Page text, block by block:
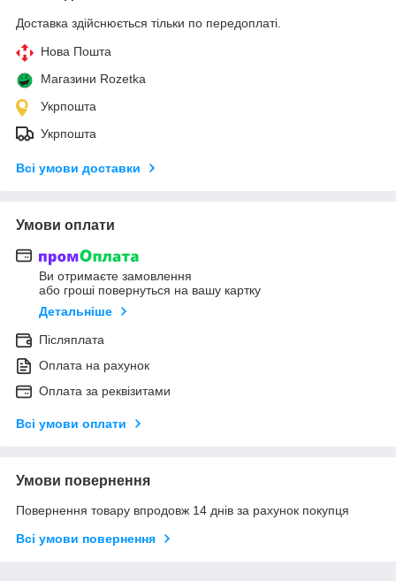
Доставка здійснюється тільки по передоплаті.
Нова Пошта
Магазини Rozetka
Укрпошта
Укрпошта
Всі умови доставки
Умови оплати
Ви отримаєте замовлення
або гроші повернуться на вашу картку
Детальніше
Післяплата
Оплата на рахунок
Оплата за реквізитами
Всі умови оплати
Умови повернення
Повернення товару впродовж 14 днів за рахунок покупця
Всі умови повернення